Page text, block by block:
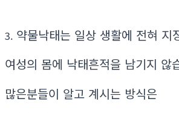
3. 약물낙태는 일상 생활에 전혀 지
여성의 몸에 낙태흔적을 남기지 않
많은분들이 알고 계시는 방식은